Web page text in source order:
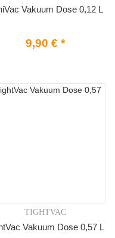
Vakuum Dose 0,12 L
9,90 €*
TIGHTVAC
Vakuum Dose 0,57 L